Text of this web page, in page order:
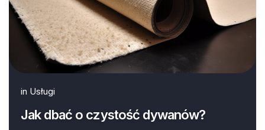
in Usługi
Jak dbać o czystość dywanów?